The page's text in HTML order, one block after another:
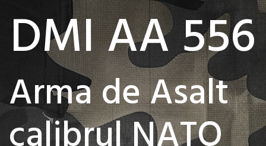
DMI AA 556
Arma de Asalt